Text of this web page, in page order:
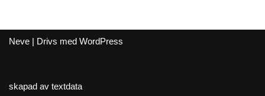
Neve | Drivs med WordPress
skapad av textdata